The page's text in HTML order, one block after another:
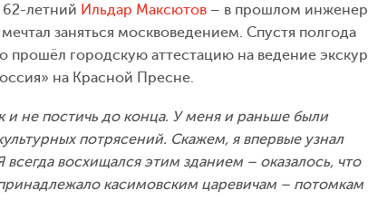
летний Ильдар Максютов– в прошлом
заняться москвоведением. Спустя полгода
прошёл городскую аттестацию на ведение
на Красной Пресне.
и не постичь до конца. У меня и раньше были
потрясений. Скажем, я впервые узнал
восхищался этим зданием – оказалось, что
касимовским царевичам – потомкам